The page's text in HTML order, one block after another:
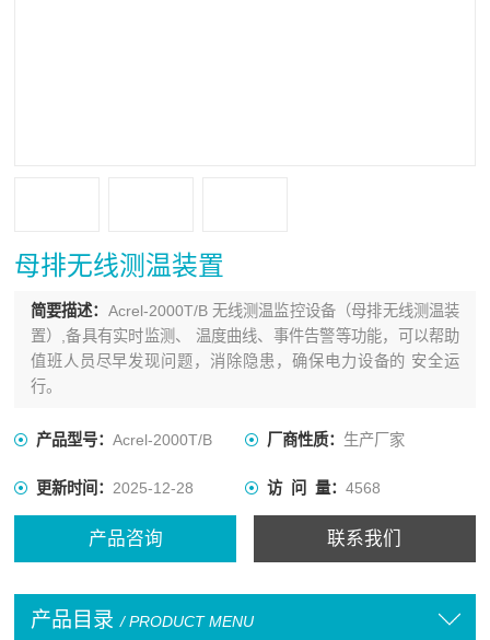
母排无线测温装置
简要描述： Acrel-2000T/B 无线测温监控设备（母排无线测温装
置）,备具有实时监测、 温度曲线、事件告警等功能，可以帮助
值班人员尽早发现问题，消除隐患，确保电力设备的 安全运
行。
产品型号：Acrel-2000T/B 厂商性质： 生产厂家
更新时间：2025-12-28 访 问 量： 4568
产品咨询 联系我们
产品目录 / PRODUCT MENU